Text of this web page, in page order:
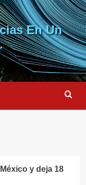
En Un
y deja 18